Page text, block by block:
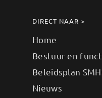
DIRECT NAAR >
Home
Bestuur en
Beleidsplan
Nieuws